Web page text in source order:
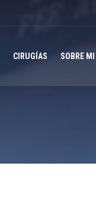
CIRUGÍAS SOBRE MI